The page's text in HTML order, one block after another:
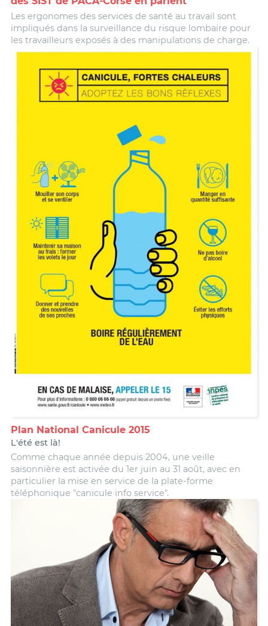
Les ergonomes des services de santé au travail sont
impliqués dans la surveillance du risque lombaire pour
les travailleurs exposés à des manipulations de charge.
Plan National Canicule 2015
L'été est là!
Comme chaque année depuis 2004, une veille
saisonnière est activée du 1er juin au 31 août, avec en
particulier la mise en service de la plate-forme
téléphonique "canicule info service".